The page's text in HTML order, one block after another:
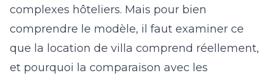
complexes hôteliers. Mais pour bien
comprendre le modèle, il faut examiner ce
que la location de villa comprend réellement,
et pourquoi la comparaison avec les